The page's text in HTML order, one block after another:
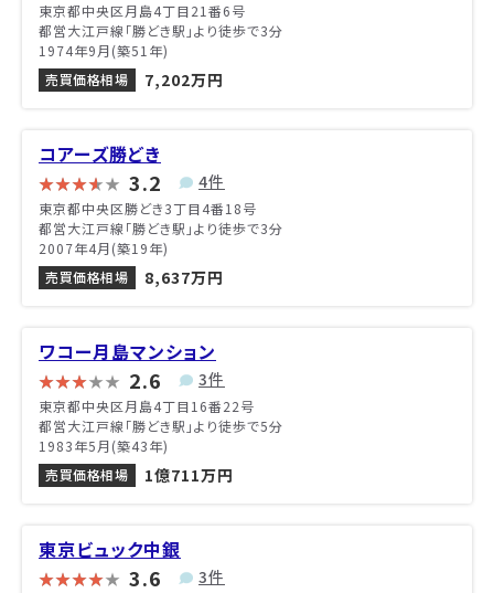
東京都中央区月島4丁目21番6号
都営大江戸線「勝どき駅」より徒歩で3分
1974年9月(築51年)
売買価格相場
7,202万円
コアーズ勝どき
3.2 4件
東京都中央区勝どき3丁目4番18号
都営大江戸線「勝どき駅」より徒歩で3分
2007年4月(築19年)
売買価格相場
8,637万円
ワコー月島マンション
2.6 3件
東京都中央区月島4丁目16番22号
都営大江戸線「勝どき駅」より徒歩で5分
1983年5月(築43年)
売買価格相場
1億711万円
東京ビュック中銀
3.6 3件